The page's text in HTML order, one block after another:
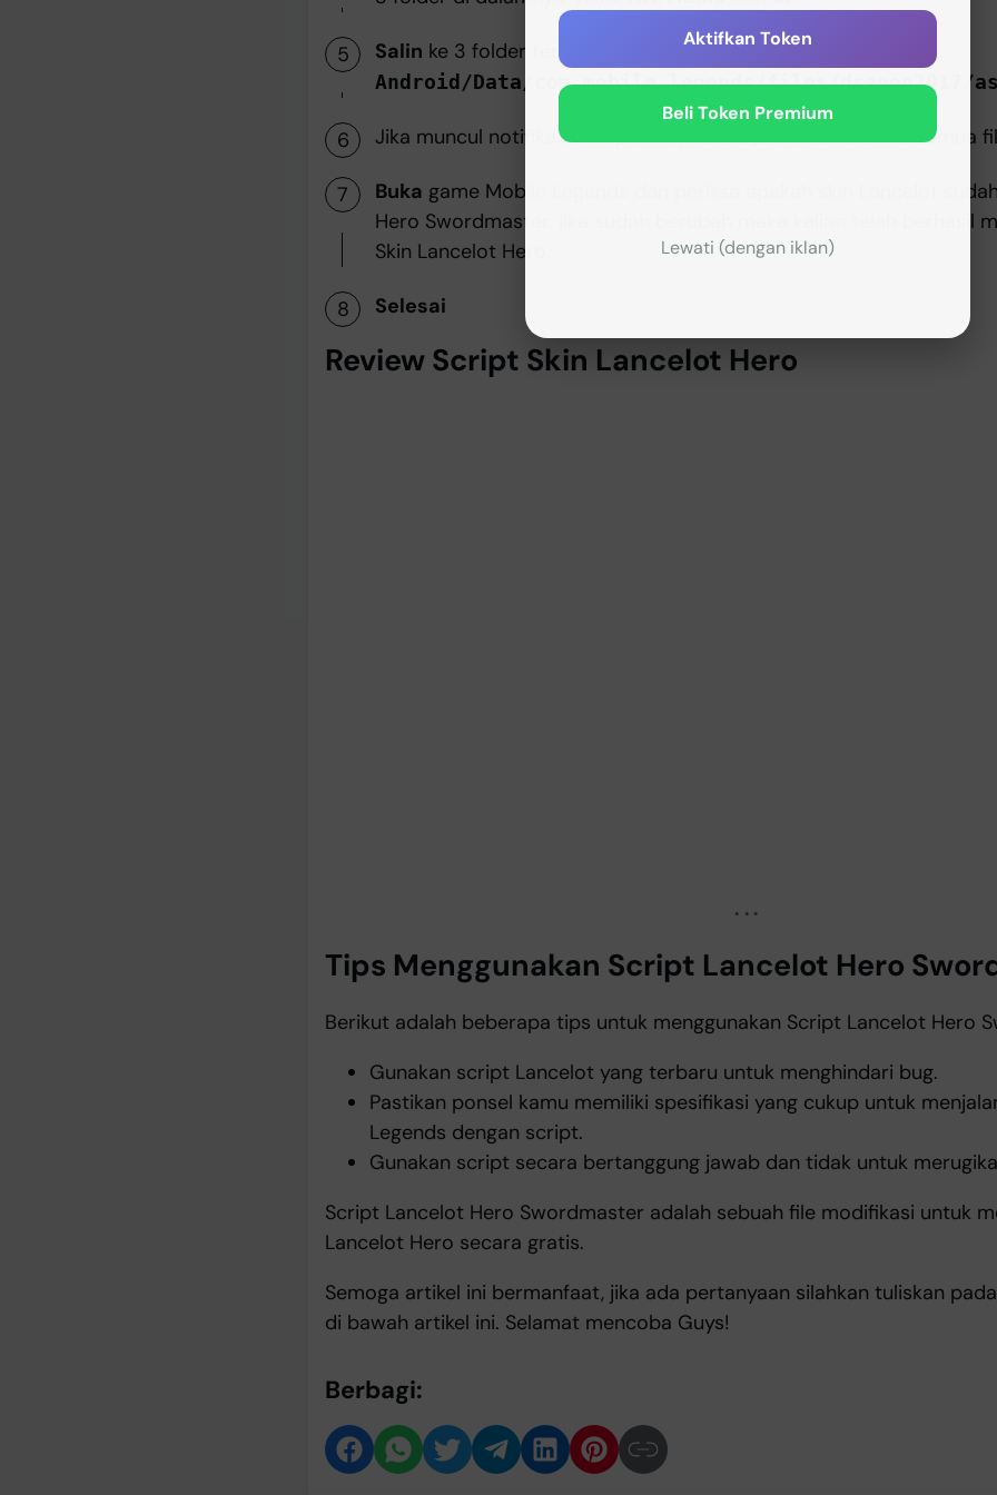
Salin ke 3 folder tersebut kedalam folder
Android/Data/com.mobile.legends/files/dragon2017/
Jika muncul notifikasi "Timpa File",ceklispada "Lakukan ke semua
Buka game Mobile Legends dan periksa apakah skin Lancelot
Hero Swordmaster. jika sudah berubah maka kalian telah berhasil
Skin Lancelot Hero.
Selesai
Review Script Skin Lancelot Hero
Tips Menggunakan Script Lancelot Hero
Berikut adalah beberapa tips untuk menggunakan Script Lancelot Hero
Gunakan script Lancelot yang terbaru untuk menghindari bug.
Pastikan ponsel kamu memiliki spesifikasi yang cukup untuk
Legends dengan script.
Gunakan script secara bertanggung jawab dan tidak untuk
Script Lancelot Hero Swordmaster adalah sebuah file modifikasi untuk
Lancelot Hero secara gratis.
Semoga artikel ini bermanfaat, jika ada pertanyaan silahkan tuliskan
di bawah artikel ini. Selamat mencoba Guys!
Berbagi:
Aktifkan Token
Beli Token Premium
Lewati (dengan iklan)